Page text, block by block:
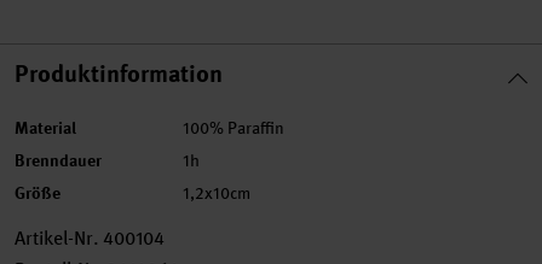
Produktinformation
Material 100% Paraffin
Brenndauer 1h
Größe 1,2x10cm
Artikel-Nr. 400104